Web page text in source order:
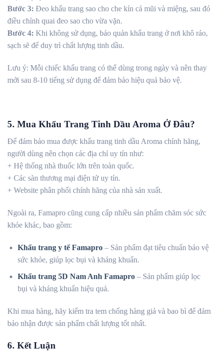
Bước 3: Đeo khẩu trang sao cho che kín cả mũi và miệng, sau đó
điều chỉnh quai đeo sao cho vừa vặn.
Bước 4: Khi không sử dụng, bảo quản khẩu trang ở nơi khô ráo,
sạch sẽ để duy trì chất lượng tinh dầu.
Lưu ý: Mỗi chiếc khẩu trang có thể dùng trong ngày và nên thay
mới sau 8-10 tiếng sử dụng để đảm bảo hiệu quả bảo vệ.
5. Mua Khẩu Trang Tinh Dầu Aroma Ở Đâu?
Để đảm bảo mua được khẩu trang tinh dầu Aroma chính hãng,
người dùng nên chọn các địa chỉ uy tín như:
+ Hệ thống nhà thuốc lớn trên toàn quốc.
+ Các sàn thương mại điện tử uy tín.
+ Website phân phối chính hãng của nhà sản xuất.
Ngoài ra, Famapro cũng cung cấp nhiều sản phẩm chăm sóc sức
khỏe khác, bao gồm:
Khẩu trang y tế Famapro– Sản phẩm đạt tiêu chuẩn bảo vệ
sức khỏe, giúp lọc bụi và kháng khuẩn.
Khẩu trang 5D Nam Anh Famapro– Sản phẩm giúp lọc
bụi và kháng khuẩn hiệu quả.
Khi mua hàng, hãy kiểm tra tem chống hàng giả và bao bì để đảm
bảo nhận được sản phẩm chất lượng tốt nhất.
6. Kết Luận